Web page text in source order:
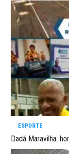
ESPORTE
Dadá Maravilha: